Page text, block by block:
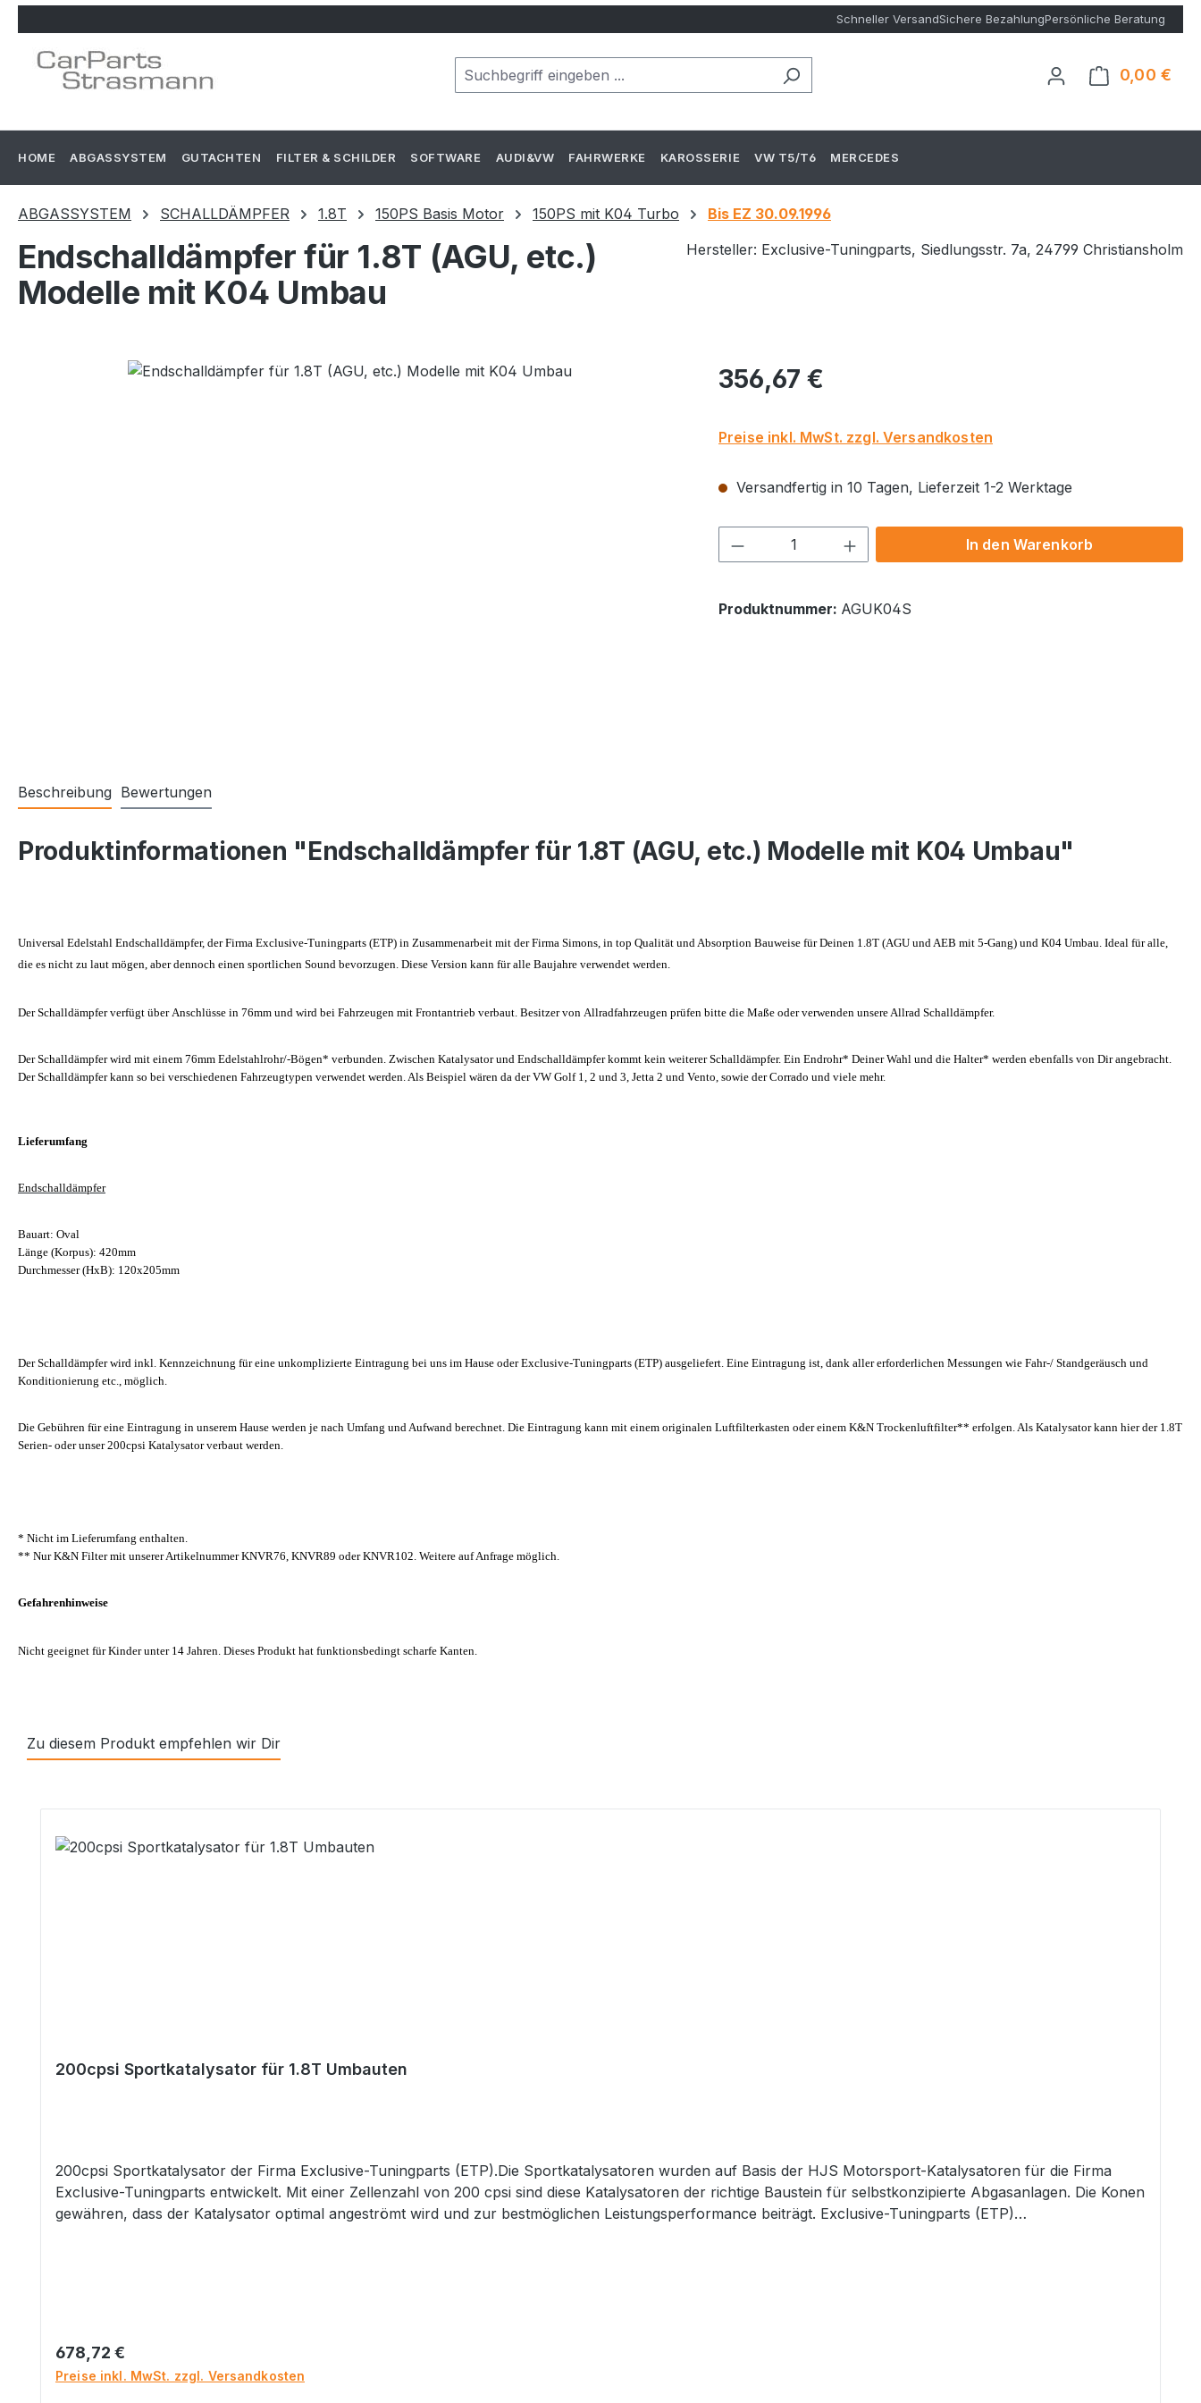
Schneller VersandSichere BezahlungPersönliche Beratung
0,00 €
HOME ABGASSYSTEM GUTACHTEN FILTER & SCHILDER SOFTWARE AUDI&VW FAHRWERKE KAROSSERIE VW T5/T6 MERCEDES
ABGASSYSTEM SCHALLDÄMPFER 1.8T 150PS Basis Motor 150PS mit K04 Turbo Bis EZ 30.09.1996
Endschalldämpfer für 1.8T (AGU, etc.)
Modelle mit K04 Umbau
Hersteller: Exclusive-Tuningparts, Siedlungsstr. 7a, 24799 Christiansholm
Bildergalerie überspringen Regulärer Preis:
356,67 €
Preise inkl. MwSt. zzgl. Versandkosten
Versandfertig in 10 Tagen, Lieferzeit 1-2 Werktage
Produkt Anzahl: Gib den gewünschten Wert
In den Warenkorb
Produktnummer: AGUK04S
Beschreibung Bewertungen
Produktinformationen "Endschalldämpfer für 1.8T (AGU, etc.) Modelle mit K04 Umbau"
Universal Edelstahl Endschalldämpfer, der Firma Exclusive-Tuningparts (ETP) in Zusammenarbeit mit der Firma Simons, in top Qualität und Absorption Bauweise für Deinen 1.8T (AGU und AEB mit 5-Gang) und K04 Umbau. Ideal für alle,
die es nicht zu laut mögen, aber dennoch einen sportlichen Sound bevorzugen. Diese Version kann für alle Baujahre verwendet werden.
Der Schalldämpfer verfügt über Anschlüsse in 76mm und wird bei Fahrzeugen mit Frontantrieb verbaut. Besitzer von Allradfahrzeugen prüfen bitte die Maße oder verwenden unsere Allrad Schalldämpfer.
Der Schalldämpfer wird mit einem 76mm Edelstahlrohr/-Bögen* verbunden. Zwischen Katalysator und Endschalldämpfer kommt kein weiterer Schalldämpfer. Ein Endrohr* Deiner Wahl und die Halter* werden ebenfalls von Dir angebracht.
Der Schalldämpfer kann so bei verschiedenen Fahrzeugtypen verwendet werden. Als Beispiel wären da der VW Golf 1, 2 und 3, Jetta 2 und Vento, sowie der Corrado und viele mehr.
Lieferumfang
Endschalldämpfer
Bauart: Oval
Länge (Korpus): 420mm
Durchmesser (HxB): 120x205mm
Der Schalldämpfer wird inkl. Kennzeichnung für eine unkomplizierte Eintragung bei uns im Hause oder Exclusive-Tuningparts (ETP) ausgeliefert. Eine Eintragung ist, dank aller erforderlichen Messungen wie Fahr-/ Standgeräusch und
Konditionierung etc., möglich.
Die Gebühren für eine Eintragung in unserem Hause werden je nach Umfang und Aufwand berechnet. Die Eintragung kann mit einem originalen Luftfilterkasten oder einem K&N Trockenluftfilter** erfolgen. Als Katalysator kann hier der 1.8T
Serien- oder unser 200cpsi Katalysatorverbaut werden.
* Nicht im Lieferumfang enthalten.
** Nur K&N Filter mit unserer Artikelnummer KNVR76, KNVR89 oder KNVR102. Weitere auf Anfrage möglich.
Gefahrenhinweise
Nicht geeignet für Kinder unter 14 Jahren. Dieses Produkt hat funktionsbedingt scharfe Kanten.
Zu diesem Produkt empfehlen wir Dir
200cpsi Sportkatalysator für 1.8T Umbauten
200cpsi Sportkatalysator der Firma Exclusive-Tuningparts (ETP).Die Sportkatalysatoren wurden auf Basis der HJS Motorsport-Katalysatoren für die Firma
Exclusive-Tuningparts entwickelt. Mit einer Zellenzahl von 200 cpsi sind diese Katalysatoren der richtige Baustein für selbstkonzipierte Abgasanlagen. Die Konen
gewähren, dass der Katalysator optimal angeströmt wird und zur bestmöglichen Leistungsperformance beiträgt. Exclusive-Tuningparts (ETP)
ist.EinschweißversionAnschluss (A): 70mm (auf 76mm, etc. erweiterbar)Länge (inkl. Konus) x Durchmesser (B): 292x121mmDieser Kat wurde von uns für
diverse 1.8T Umbauten wie zum Beispiel dem AGU, BAM, etc. mit K03, K03S, K04, GT28 und vielen anderen geprüft. Eine Begutachtung ist in unserem Hause
oder bei der Firma Exclusive-Tuningparts (ETP) möglich. Hierzu bitte vorher unbedingt bei uns oder Exclusive-Tuningparts (ETP) erfragen, ob dieser Kat bei
Regulärer Preis:
678,72 €
Preise inkl. MwSt. zzgl. Versandkosten